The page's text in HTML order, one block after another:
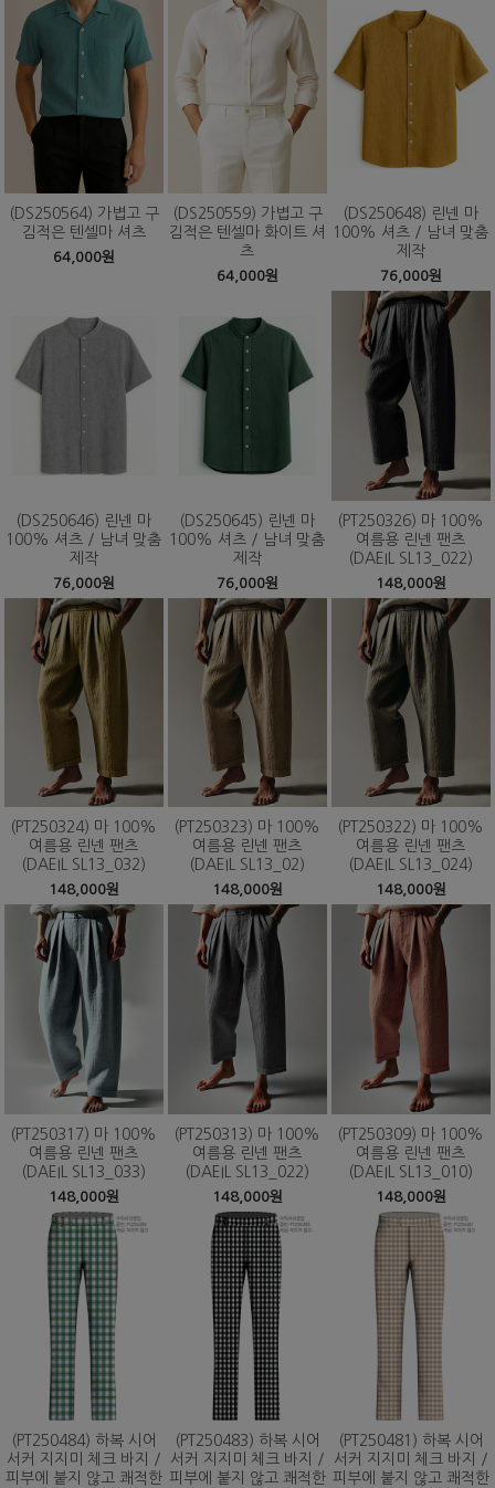
(DS250564) 가볍고 구
김적은 텐셀마 셔츠
64,000원
(DS250559) 가볍고 구
김적은 텐셀마 화이트 셔
츠
64,000원
(DS250648) 린넨 마
100% 셔츠 / 남녀 맞춤
제작
76,000원
(DS250646) 린넨 마
100% 셔츠 / 남녀 맞춤
제작
76,000원
(DS250645) 린넨 마
100% 셔츠 / 남녀 맞춤
제작
76,000원
(PT250326) 마 100%
여름용 린넨 팬츠
(DAEIL SL13_022)
148,000원
(PT250324) 마 100%
여름용 린넨 팬츠
(DAEIL SL13_032)
148,000원
(PT250323) 마 100%
여름용 린넨 팬츠
(DAEIL SL13_02)
148,000원
(PT250322) 마 100%
여름용 린넨 팬츠
(DAEIL SL13_024)
148,000원
(PT250317) 마 100%
여름용 린넨 팬츠
(DAEIL SL13_033)
148,000원
(PT250313) 마 100%
여름용 린넨 팬츠
(DAEIL SL13_022)
148,000원
(PT250309) 마 100%
여름용 린넨 팬츠
(DAEIL SL13_010)
148,000원
(PT250484) 하복 시어
서커 지지미 체크 바지 /
피부에 붙지 않고 쾌적한
(PT250483) 하복 시어
서커 지지미 체크 바지 /
피부에 붙지 않고 쾌적한
(PT250481) 하복 시어
서커 지지미 체크 바지 /
피부에 붙지 않고 쾌적한